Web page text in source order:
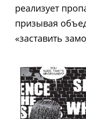
реализует
призывая
«заставить